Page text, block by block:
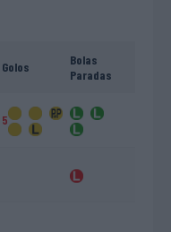
Golos
Bolas
Paradas
5